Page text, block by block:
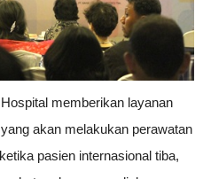
memberikan layanan
akan melakukan perawatan
pasien internasional tiba,